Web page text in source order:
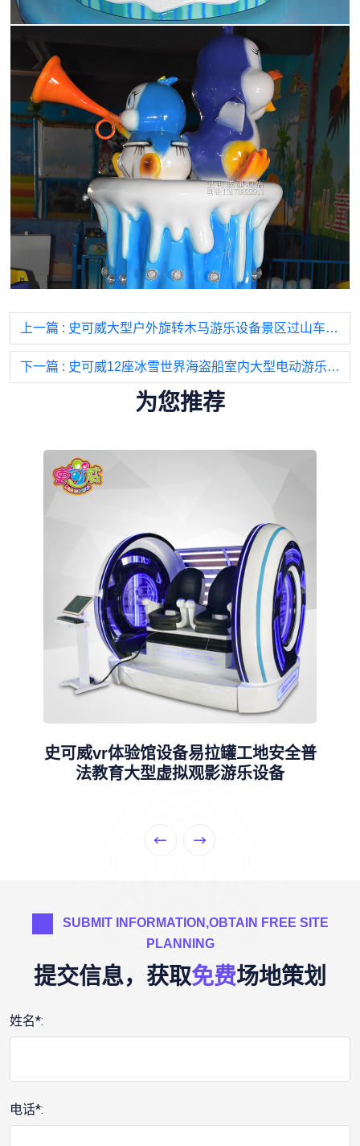
上一篇 : 史可威大型户外旋转木马游乐设备景区过山车儿童乐园游乐场设施
下一篇 : 史可威12座冰雪世界海盗船室内大型电动游乐设备户外迷你娱乐设施
为您推荐
史可威vr体验馆设备易拉罐工地安全普
法教育大型虚拟观影游乐设备
SUBMIT INFORMATION,OBTAIN FREE SITE
PLANNING
提交信息，获取免费场地策划
姓名*:
电话*: